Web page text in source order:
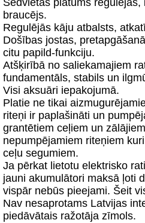
Sēdvietas platums
braucējs.
Regulējās kāju atbalsts,
Došības jostas,
citu papild-funkciju.
Atšķirībā no saliekamajiem
fundamentāls, stabils un
Visi aksuāri iepakojumā.
Platie ne tikai
riteņi ir paplašināti un
grantētiem ceļiem un
nepumpējamiem riteņiem
ceļu segumiem.
Ja pērkat lietotu elektrisko
jauni akumulātori maksā ļoti
vispār nebūs pieejami. Šeit
Nav nesaprotams Latvijas
piedāvātais ražotāja zīmols.